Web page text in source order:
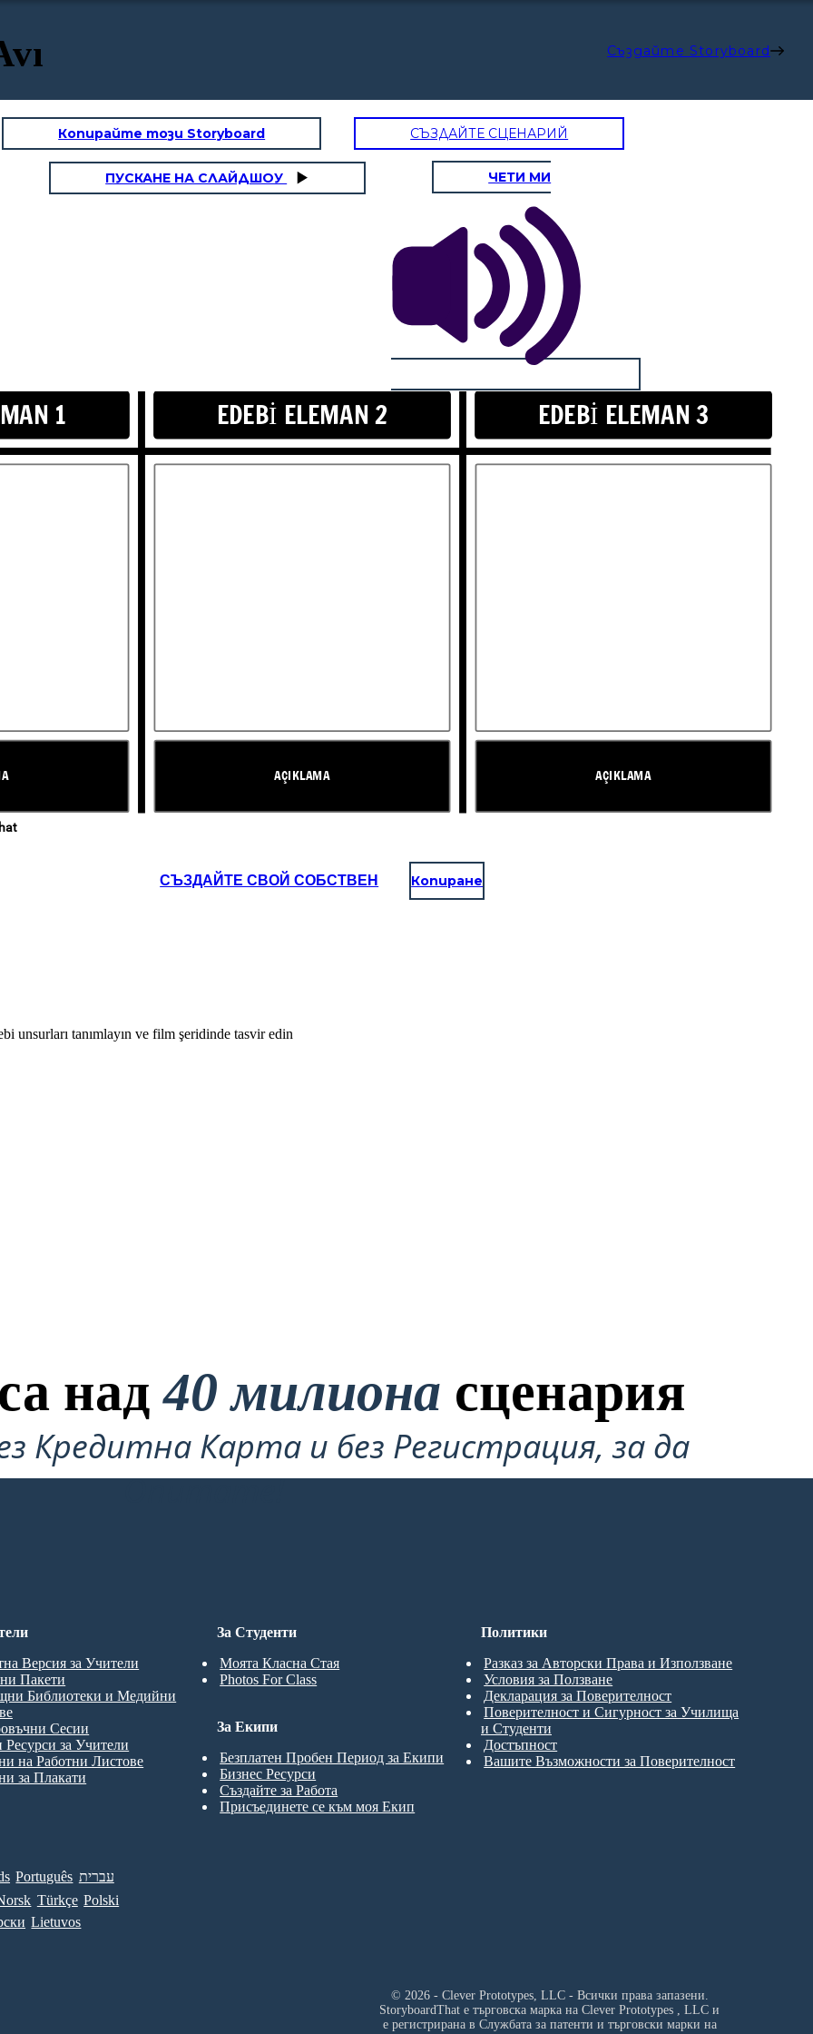
Създайте Storyboard
AÇIKLAMA
2 EDEBİ ELEMAN 3
3
Копирайте този Storyboard СЪЗДАЙТЕ СЦЕНАРИЙ
ПУСКАНЕ НА СЛАЙДШОУ ЧЕТИ МИ
AÇIKLAMA AÇIKLAMA
1 EDEBİ ELEMAN 2 EDEBİ ELEMAN 3
СЪЗДАЙТЕ СВОЙ СОБСТВЕН Копиране
unsurları tanımlayın ve film şeridinde tasvir edin
над40 милиона сценария
Кредитна Карта и без Регистрация, за да
Опитате!
За Студенти
Моята Класна Стая
Photos For Class
Версия за Учители
Пакети
Библиотеки и Медийни
Сесии
за Учители
на Работни Листове
за Плакати
За Екипи
Безплатен Пробен Период за Екипи
Бизнес Ресурси
Създайте за Работа
Присъединете се към моя Екип
Политики
Разказ за Авторски Права и Използване
Условия за Ползване
Декларация за Поверителност
Поверителност и Сигурност за Училища
и Студенти
Достъпност
Вашите Възможности за Поверителност
Português עברית
Türkçe Polski
Lietuvos
© 2026 - Clever Prototypes, LLC - Всички права запазени.
StoryboardThat е търговска марка на Clever Prototypes , LLC и
е регистрирана в Службата за патенти и търговски марки на